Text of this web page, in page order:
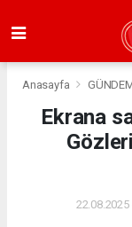
Anasayfa
Ekrana
22.08.2025